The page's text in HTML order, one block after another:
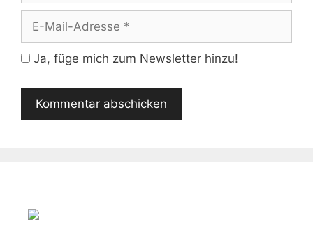
Adresse
Ja, füge mich zum Newsletter hinzu!